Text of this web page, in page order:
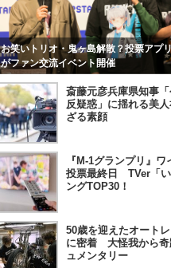
お笑いトリオ・鬼ヶ島解散？投票アプ
がファン交流イベント開催
斎藤元彦兵庫県知事
反疑惑」に揺れる美
ざる素顔
『M-1グランプリ』
投票最終日 TVer「い
ングTOP30！
50歳を迎えたオート
に密着 大怪我から奇
ュメンタリー